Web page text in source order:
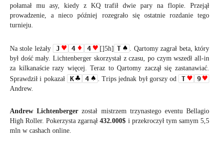
połamał mu asy, kiedy z KQ trafił dwie pary na flopie. Przejął
prowadzenie, a nieco później rozegrało się ostatnie rozdanie tego
turnieju.
Na stole leżały J 4 4 []5h] T
. Qartomy zagrał beta, który
był dość mały. Lichtenberger skorzystał z czasu, po czym wszedł all-in
za kilkanaście razy więcej. Teraz to Qartomy zaczął się zastanawiać.
Sprawdził i pokazał
K 4 . Trips jednak był gorszy od T 9
Andrew.
Andrew Lichtenberger został mistrzem trzynastego eventu Bellagio
High Roller. Pokerzysta zgarnął432.000$ i przekroczył tym samym 5,5
mln w cashach online.